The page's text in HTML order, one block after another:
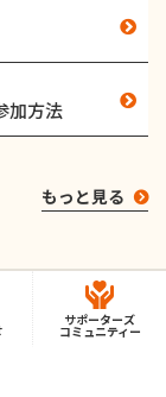
加方法
もっと見る
サポーターズ
コミュニティー